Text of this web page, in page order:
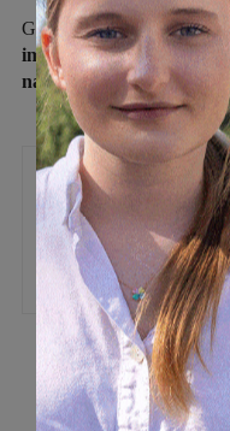
Già da questo pomeriggio
impegnati nella
nastri di segnalazione.
Share